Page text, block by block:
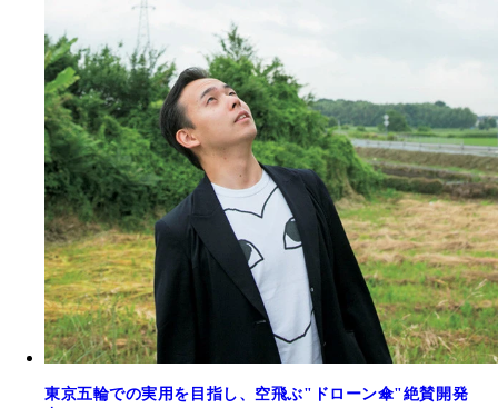
東京五輪での実用を目指し、空飛ぶ"ドローン傘"絶賛開発